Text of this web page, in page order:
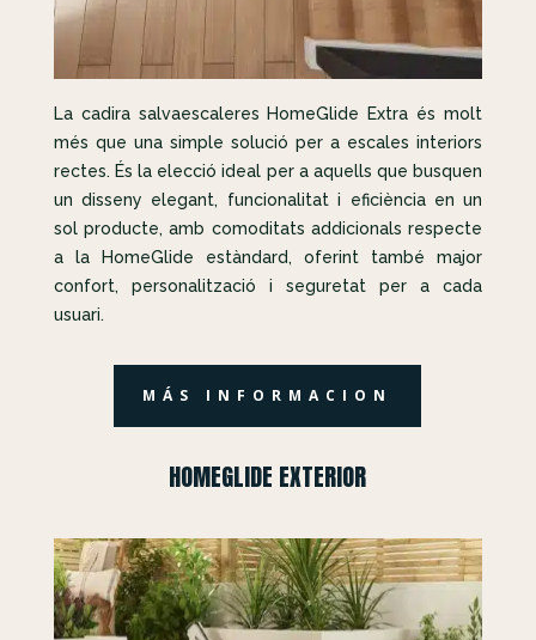
La cadira salvaescaleres HomeGlide Extra és molt
més que una simple solució per a escales interiors
rectes. És la elecció ideal per a aquells que busquen
un disseny elegant, funcionalitat i eficiència en un
sol producte, amb comoditats addicionals respecte
a la HomeGlide estàndard, oferint també major
confort, personalització i seguretat per a cada
usuari.
MÁS INFORMACION
HOMEGLIDE EXTERIOR